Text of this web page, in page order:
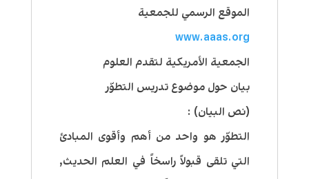
الموقع الرسمي للجمعية
www.aaas.org
الجمعية الأمريكية لتقدم العلوم
بيان حول موضوع تدريس التطوّر
(نص البيان) :
التطوّر هو واحد من أهم وأقوى المبادئ
التي تلقى قبولاً راسخاً في العلم الحديث,